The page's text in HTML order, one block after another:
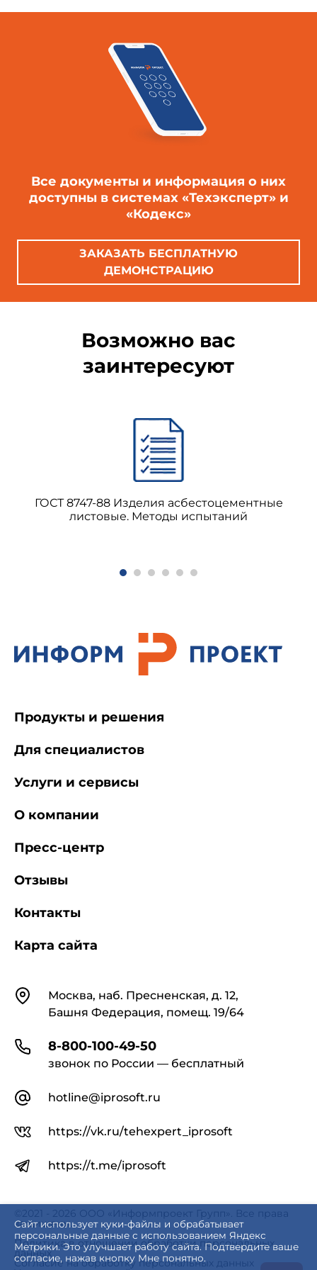
1 Область применения
Настоящий стандарт распространяется на
рулонные кровельные и гидроизоляционные
битумные, битумно-полимерные и полимерные
- внешнего вида;
- линейных размеров и площади;
остаточного удлинения;
Все документы и информация о них
доступны в системах «Техэксперт» и
«Кодекс»
ЗАКАЗАТЬ БЕСПЛАТНУЮ
ДЕМОНСТРАЦИЮ
Возможно вас
заинтересуют
ГОСТ 8747-88 Изделия асбестоцементные
листовые. Методы испытаний
Сайт использует куки-файлы и обрабатывает
персональные данные с использованием Яндекс
Метрики. Это улучшает работу сайта. Подтвердите ваше
согласие, нажав кнопку Мне понятно.
КонтактыМосква, наб. Пресненская, д. 12,
Башня Федерация, помещ. 19/64
8-800-100-49-50
звонок по России — бесплатный
hotline@iprosoft.ru
https://vk.ru/tehexpert_iprosoft
https://t.me/iprosoft
Продукты и решения
Для специалистов
Услуги и сервисы
О компании
Пресс-центр
Отзывы
Контакты
Карта сайта
©2021 - 2026 ООО «Информпроект Групп». Все права
защищены.
Политика в отношении обработки персональных
данных
Согласие на обработку персональных данных